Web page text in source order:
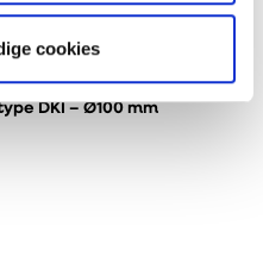
cookies
DKI – Ø100 mm